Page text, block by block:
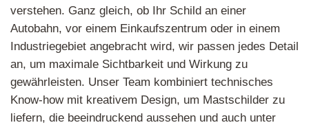
verstehen. Ganz gleich, ob Ihr Schild an einer
Autobahn, vor einem Einkaufszentrum oder in einem
Industriegebiet angebracht wird, wir passen jedes Detail
an, um maximale Sichtbarkeit und Wirkung zu
gewährleisten. Unser Team kombiniert technisches
Know-how mit kreativem Design, um Mastschilder zu
liefern, die beeindruckend aussehen und auch unter